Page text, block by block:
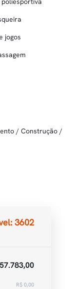
jogos
/ Construção /
3602
R$ 0,00